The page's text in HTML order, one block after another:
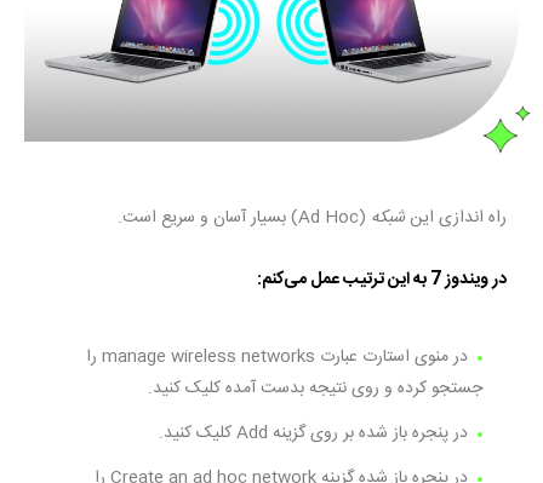
راه اندازی این شبکه(Ad Hoc) بسیار آسان و سریع است.
در ویندوز 7 به این ترتیب عمل می‌کنم:
در منوی استارت عبارت manage wireless networks را
جستجو کرده و روی نتیجه بدست آمده کلیک کنید.
در پنجره باز شده بر روی گزینه Add کلیک کنید.